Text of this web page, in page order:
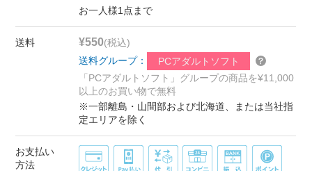
お一人様1点まで
送料 ¥550(税込)
送料グループ：
PCアダルトソフト
「PCアダルトソフト」グループの商品を¥11,000
以上のお買い物で無料
※一部離島・山間部および北海道、または当社指
定エリアを除く
お支払い
方法